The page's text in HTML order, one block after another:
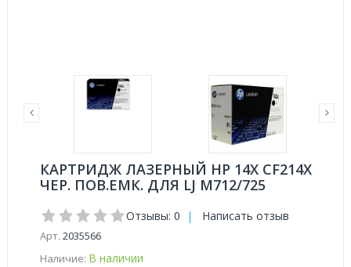
КАРТРИДЖ ЛАЗЕРНЫЙ HP 14X CF214X
ЧЕР. ПОВ.ЕМК. ДЛЯ LJ M712/725
Отзывы: 0 | Написать отзыв
Арт. 2035566
Наличие: В наличии